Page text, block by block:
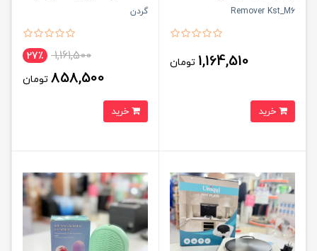
Remover Kst_M6
1,164,510 تومان
گردن
1,161,500 27٪
858,500 تومان